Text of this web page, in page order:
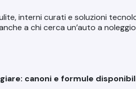
interni curati e soluzioni
a chi cerca un’auto a
canoni e formule